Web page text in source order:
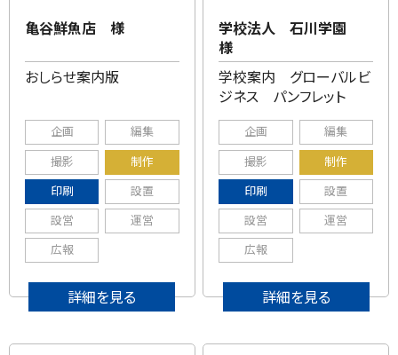
亀谷鮮魚店 様
おしらせ案内版
企画
編集
撮影
制作
印刷
設置
設営
運営
広報
詳細を見る
学校法人 石川学園
様
学校案内 グローバルビ
ジネス パンフレット
企画
編集
撮影
制作
印刷
設置
設営
運営
広報
詳細を見る